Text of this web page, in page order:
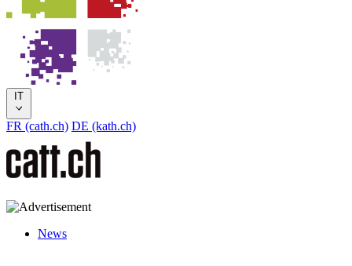
IT
FR (cath.ch) DE (kath.ch)
News